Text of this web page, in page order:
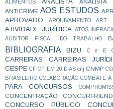
ALIMENTOS
ANTICRIME AOS ESTUDOS
APROVADO ARQUIVAMENTO ART.
ATIVIDADE JURÍDICA ATOS
AUDITOR FISCAL DO TRABALHO
BIBLIOGRAFIA BIZU C e E
CARREIRAS CARREIRAS
CESPE CF CF EM 20 DIAS cnj CNMP
BRASILEIRO COLABORAÇÃO COMBATE
PARA CONCURSOS
CONCENTRAÇÃO
CONCURSO PÚBLICO